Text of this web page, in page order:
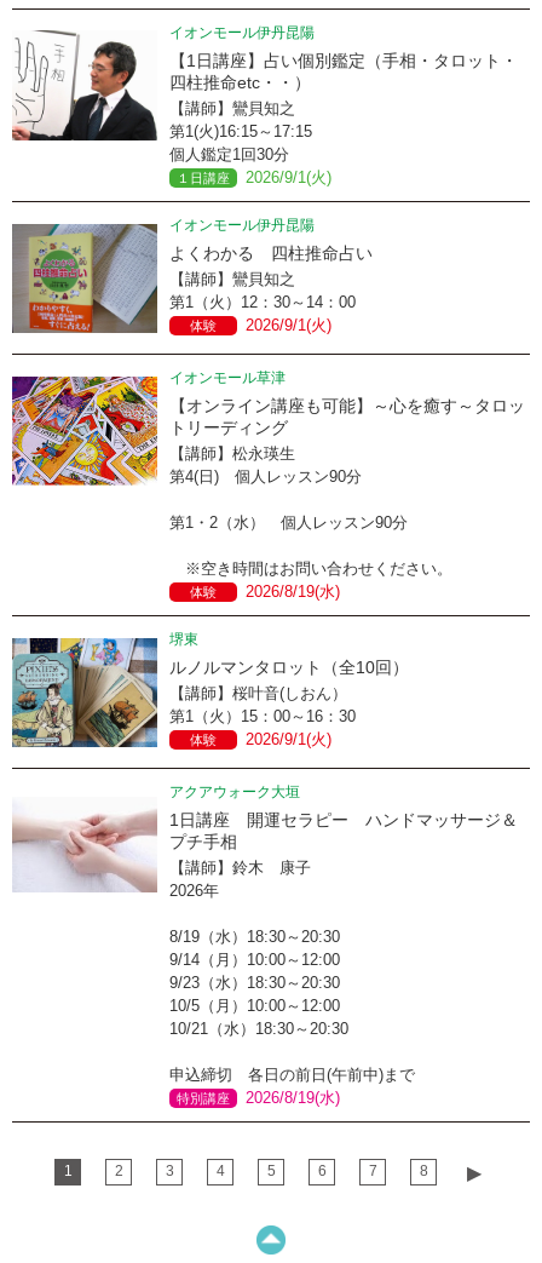
イオンモール伊丹昆陽
【1日講座】占い個別鑑定（手相・タロット・
四柱推命etc・・）
【講師】鸞貝知之
第1(火)16:15～17:15
個人鑑定1回30分
１日講座 2026/9/1(火)
イオンモール伊丹昆陽
よくわかる 四柱推命占い
【講師】鸞貝知之
第1（火）12：30～14：00
体験 2026/9/1(火)
イオンモール草津
【オンライン講座も可能】～心を癒す～タロッ
トリーディング
【講師】松永瑛生
第4(日) 個人レッスン90分
第1・2（水） 個人レッスン90分
※空き時間はお問い合わせください。
体験 2026/8/19(水)
堺東
ルノルマンタロット（全10回）
【講師】桜叶音(しおん）
第1（火）15：00～16：30
体験 2026/9/1(火)
アクアウォーク大垣
1日講座 開運セラピー ハンドマッサージ＆
プチ手相
【講師】鈴木 康子
2026年
8/19（水）18:30～20:30
9/14（月）10:00～12:00
9/23（水）18:30～20:30
10/5（月）10:00～12:00
10/21（水）18:30～20:30
申込締切 各日の前日(午前中)まで
特別講座 2026/8/19(水)
1 2 3 4 5 6 7 8 ▶︎